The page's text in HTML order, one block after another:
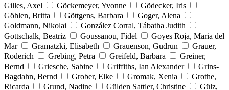
Gilles, Axel
Göckemeyer, Yvonne
Gödecker, Iris
Göhlen, Britta
Göttgens, Barbara
Goger, Alena
Goldmann, Nikolai
González Corral, Tábatha Judith
Gottschalk, Beatriz
Goussanou, Fidel
Goyes Roja, Maria del
Mar
Gramatzki, Elisabeth Grauenson, Gudrun
Grauer,
Roderich
Grebing, Petra Greifeld, Barbara
Greiner,
Bernd
Griesche, Sabine Griffiths, Ian Alexander
Grins-
Bagdahn, Bernd
Grober, Elke Gromak, Xenia
Grothe,
Ricarda
Grund, Nadine Gülden Sattler, Christine
Gülz,